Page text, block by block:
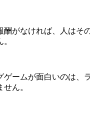
酬がなければ、人はそ
ゲームが面白いのは、
ん。